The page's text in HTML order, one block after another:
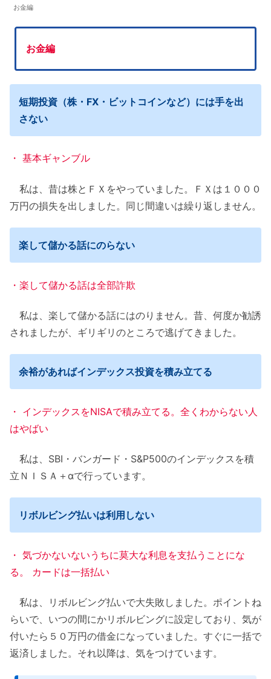
お金編
お金編
短期投資（株・FX・ビットコインなど）には手を出
さない
・ 基本ギャンブル
私は、昔は株とＦＸをやっていました。ＦＸは１０００
万円の損失を出しました。同じ間違いは繰り返しません。
楽して儲かる話にのらない
・楽して儲かる話は全部詐欺
私は、楽して儲かる話にはのりません。昔、何度か勧誘
されましたが、ギリギリのところで逃げてきました。
余裕があればインデックス投資を積み立てる
・ インデックスをNISAで積み立てる。全くわからない人
はやばい
私は、SBI・バンガード・S&P500のインデックスを積
立ＮＩＳＡ＋αで行っています。
リボルビング払いは利用しない
・ 気づかないないうちに莫大な利息を支払うことにな
る。 カードは一括払い
私は、リボルビング払いで大失敗しました。ポイントね
らいで、いつの間にかリボルビングに設定しており、気が
付いたら５０万円の借金になっていました。すぐに一括で
返済しました。それ以降は、気をつけています。